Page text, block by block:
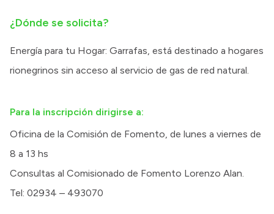
¿Dónde se solicita?
Energía para tu Hogar: Garrafas, está destinado a hogares
rionegrinos sin acceso al servicio de gas de red natural.
Para la inscripción dirigirse a:
Oficina de la Comisión de Fomento, de lunes a viernes de
8 a 13 hs
Consultas al Comisionado de Fomento Lorenzo Alan.
Tel: 02934 – 493070